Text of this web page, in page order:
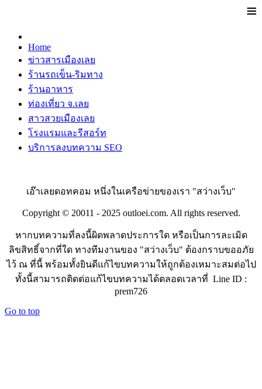
≡
Home
ข่าวสารเมืองเลย
ร้านรถเข็น-ริมทาง
ร้านอาหาร
ท่องเที่ยว จ.เลย
สาวสวยเมืองเลย
โรงแรมและรีสอร์ท
บริการลงบทความ SEO
เอ๊าเลยดอทคอม หนึ่งในเครือข่ายของเรา "สว่างเว็บ"
Copyright © 20011 - 2025 outloei.com. All rights reserved.
หากบทความที่ลงนี้ผิดพลาดประการใด หรือเป็นการละเมิด
ลิขสิทธิ์จากที่ใด ทางทีมงานของ "สว่างเว็บ" ต้องกราบขออภัย
ไว้ ณ ที่นี้ พร้อมทั้งยินดีแก้ไขบทความให้ถูกต้องเหมาะสมต่อไป
ทั้งนี้สามารถติดต่อแก้ไขบทความได้ตลอดเวลาที่ Line ID :
prem726
Go to top